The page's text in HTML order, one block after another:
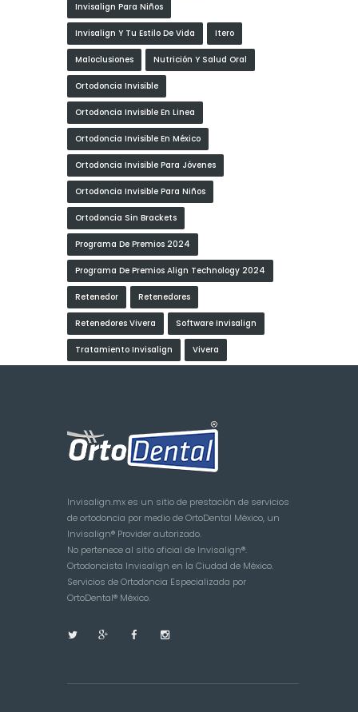
Invisalign Para Niños
Invisalign Y Tu Estilo De Vida Itero
Maloclusiones Nutrición Y Salud Oral
Ortodoncia Invisible
Ortodoncia Invisible En Linea
Ortodoncia Invisible En México
Ortodoncia Invisible Para Jóvenes
Ortodoncia Invisible Para Niños
Ortodoncia Sin Brackets
Programa De Premios 2024
Programa De Premios Align Technology 2024
Retenedor Retenedores
Retenedores Vivera Software Invisalign
Tratamiento Invisalign Vivera
Invisalign.mx es un sitio de prestación de servicios
de ortodoncia por medio de OrtoDental México, un
Invisalign® Provider autorizado.
No pertenece al sitio oficial de Invisalign®.
Ortodoncista Invisalign en la Ciudad de México.
Servicios de Ortodoncia Especializada por
OrtoDental® México.